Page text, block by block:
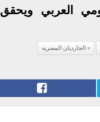
العربي ويحقق
الجارديان المصريه